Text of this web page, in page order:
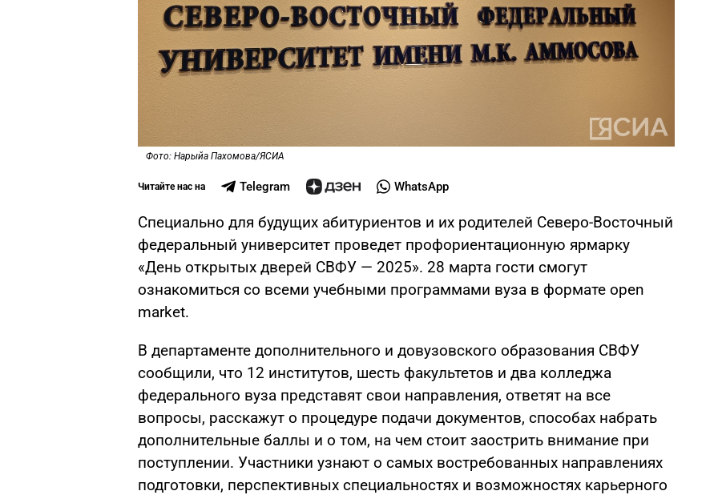
Фото: Нарыйа Пахомова/ЯСИА
Читайте нас на Telegram WhatsApp
Специально для будущих абитуриентов и их родителей Северо-Восточный
федеральный университет проведет профориентационную ярмарку
«День открытых дверей СВФУ — 2025». 28 марта гости смогут
ознакомиться со всеми учебными программами вуза в формате open
market.
В департаменте дополнительного и довузовского образования СВФУ
сообщили, что 12 институтов, шесть факультетов и два колледжа
федерального вуза представят свои направления, ответят на все
вопросы, расскажут о процедуре подачи документов, способах набрать
дополнительные баллы и о том, на чем стоит заострить внимание при
поступлении. Участники узнают о самых востребованных направлениях
подготовки, перспективных специальностях и возможностях карьерного